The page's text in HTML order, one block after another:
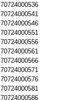
70724000536
70724000541
70724000546
70724000551
70724000556
70724000561
70724000566
70724000571
70724000576
70724000581
70724000586